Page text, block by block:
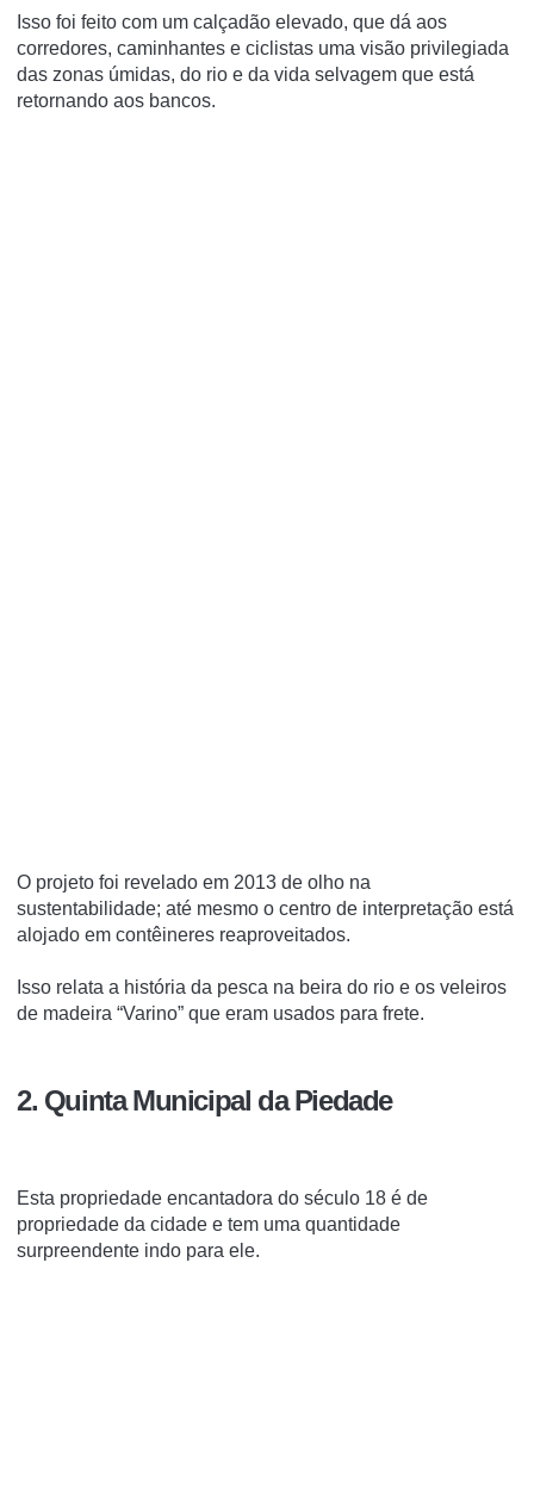
Isso foi feito com um calçadão elevado, que dá aos
corredores, caminhantes e ciclistas uma visão privilegiada
das zonas úmidas, do rio e da vida selvagem que está
retornando aos bancos.
O projeto foi revelado em 2013 de olho na
sustentabilidade; até mesmo o centro de interpretação está
alojado em contêineres reaproveitados.
Isso relata a história da pesca na beira do rio e os veleiros
de madeira “Varino” que eram usados para frete.
2. Quinta Municipal da Piedade
Esta propriedade encantadora do século 18 é de
propriedade da cidade e tem uma quantidade
surpreendente indo para ele.